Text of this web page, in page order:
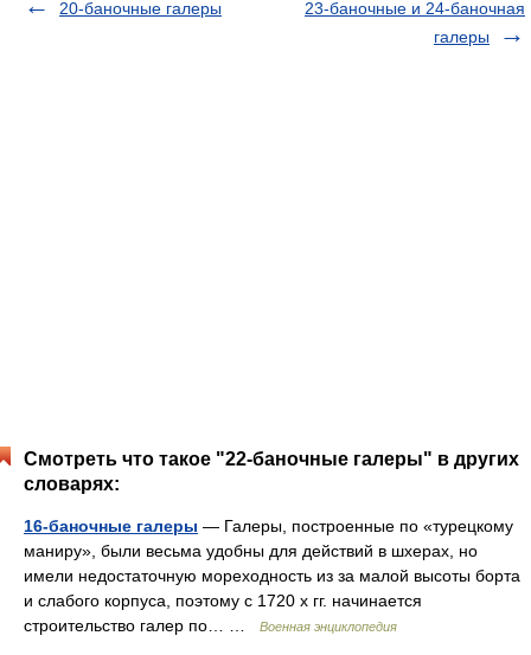
20-баночные галеры
23-баночные и 24-баночная
галеры
Смотреть что такое "22-баночные галеры" в других
словарях:
16-баночные галеры — Галеры, построенные по «турецкому
маниру», были весьма удобны для действий в шхерах, но
имели недостаточную мореходность из за малой высоты борта
и слабого корпуса, поэтому с 1720 х гг. начинается
строительство галер по… …
Военная энциклопедия